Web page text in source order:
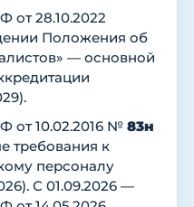
от 28.10.2022
Положения об
— основной
от 10.02.2016 № 83н
требования к
персоналу
С 01.09.2026 —